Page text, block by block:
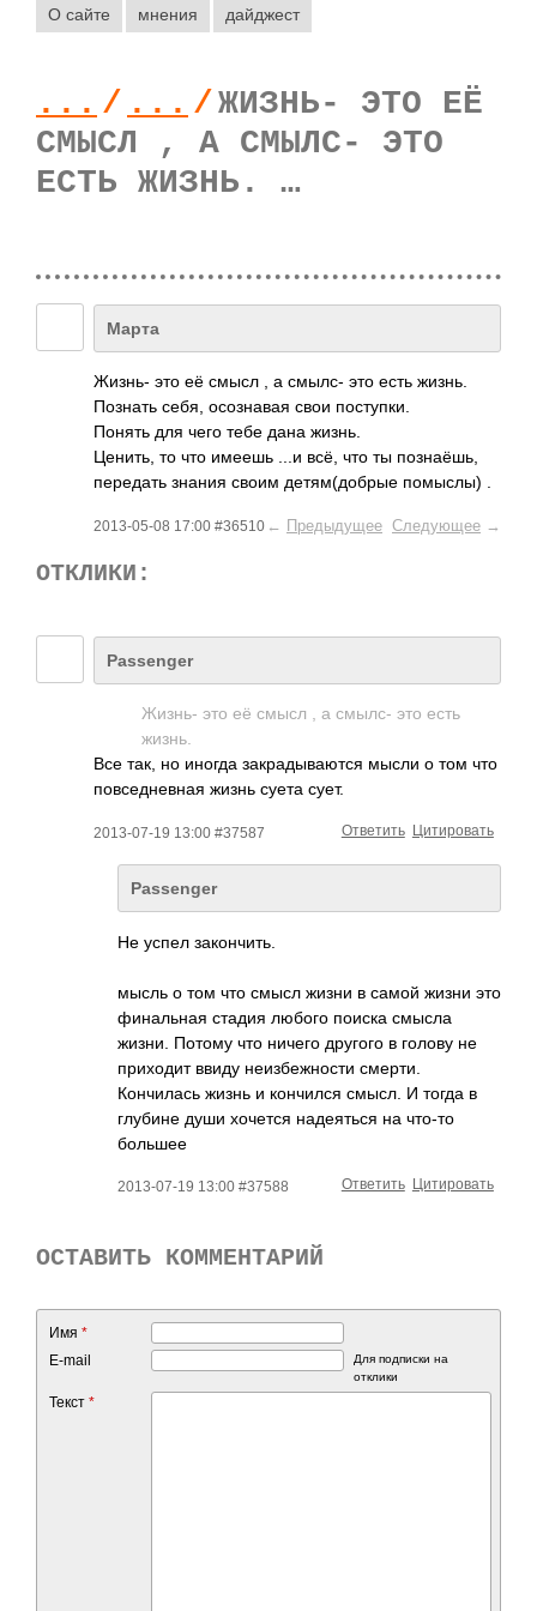
О сайте мнения дайджест
... / ... /ЖИЗНЬ- ЭТО ЕЁ
СМЫСЛ , А СМЫЛС- ЭТО
ЕСТЬ ЖИЗНЬ. …
Марта
Жизнь- это её смысл , а смылс- это есть жизнь.
Познать себя, осознавая свои поступки.
Понять для чего тебе дана жизнь.
Ценить, то что имеешь ...и всё, что ты познаёшь,
передать знания своим детям(добрые помыслы) .
2013-05-08 17:00 #36510 ← Предыдущее Следующее →
ОТКЛИКИ:
Passenger
Жизнь- это её смысл , а смылс- это есть
жизнь.
Все так, но иногда закрадываются мысли о том что
повседневная жизнь суета сует.
2013-07-19 13:00 #37587 Цитировать
Ответить
Passenger
Не успел закончить.
мысль о том что смысл жизни в самой жизни это
финальная стадия любого поиска смысла
жизни. Потому что ничего другого в голову не
приходит ввиду неизбежности смерти.
Кончилась жизнь и кончился смысл. И тогда в
глубине души хочется надеяться на что-то
большее
2013-07-19 13:00 #37588 Цитировать
Ответить
ОСТАВИТЬ КОММЕНТАРИЙ
Имя *
E-mail
Для подписки на
отклики
Текст *